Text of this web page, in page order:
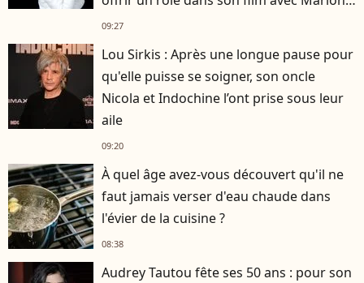
Cotillard
09:27
Lou Sirkis : Après une longue pause pour
qu'elle puisse se soigner, son oncle
Nicola et Indochine l’ont prise sous leur
aile
09:20
À quel âge avez-vous découvert qu'il ne
faut jamais verser d'eau chaude dans
l'évier de la cuisine ?
08:38
Audrey Tautou fête ses 50 ans : pour son